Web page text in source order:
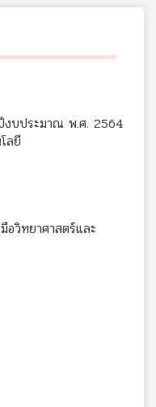
งบประมาณ พ.ศ. 2564
ลยี
อวิทยาศาสตร์และ